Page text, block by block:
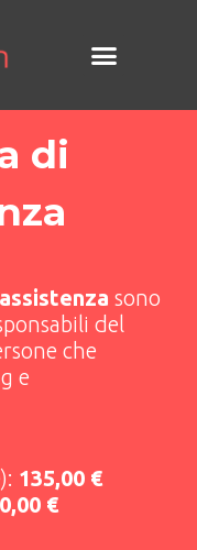
di
sono
del
che
e
135,00 €
€